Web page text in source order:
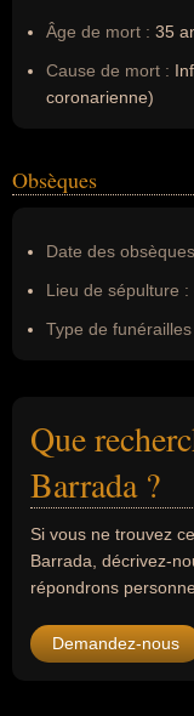
Âge de mort : 35
Cause de mort :
coronarienne)
Obsèques
Date des
Lieu de sépulture :
Type de funérailles
Que
Barrada ?
Si vous ne trouvez
Barrada, décrivez-
répondrons
Demandez-nous